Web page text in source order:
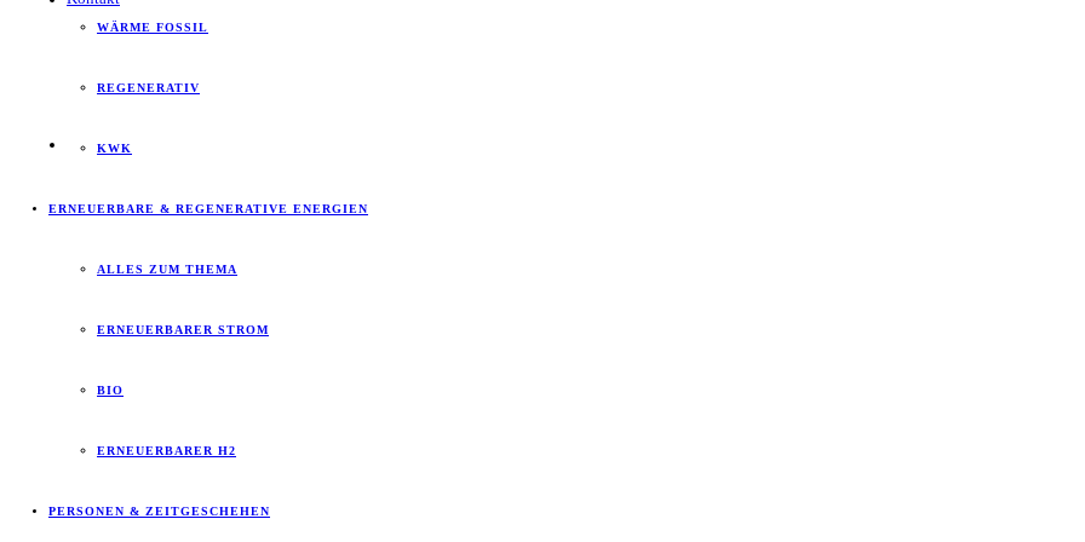
WÄRME FOSSIL
REGENERATIV
KWK
ERNEUERBARE & REGENERATIVE ENERGIEN
ALLES ZUM THEMA
ERNEUERBARER STROM
BIO
ERNEUERBARER H2
PERSONEN & ZEITGESCHEHEN